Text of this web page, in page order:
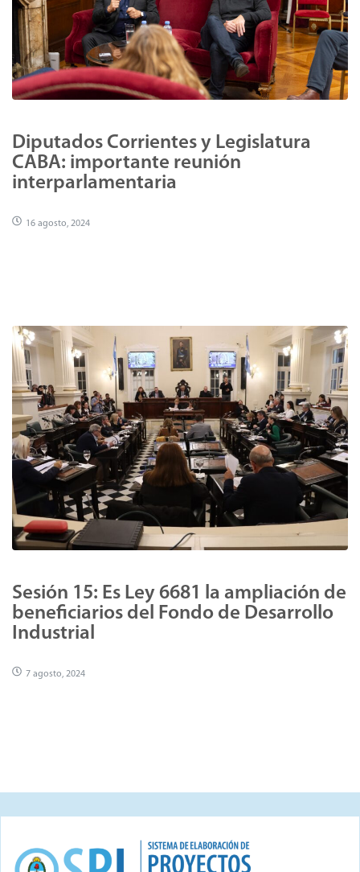
Diputados Corrientes y Legislatura
CABA: importante reunión
interparlamentaria
16 agosto, 2024
Sesión 15: Es Ley 6681 la ampliación de
beneficiarios del Fondo de Desarrollo
Industrial
7 agosto, 2024